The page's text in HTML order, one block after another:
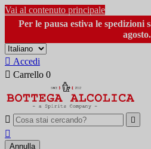
Vai al contenuto principale
Per le pausa estiva le spedizioni
agosto.
 Accedi
 Carrello 0
 

Annulla